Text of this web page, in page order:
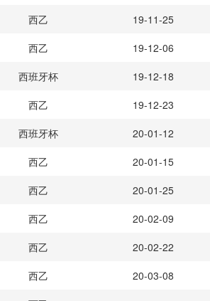
西乙
19-11-25
西乙
19-12-06
西班牙杯
19-12-18
西乙
19-12-23
西班牙杯
20-01-12
西乙
20-01-15
西乙
20-01-25
西乙
20-02-09
西乙
20-02-22
西乙
20-03-08